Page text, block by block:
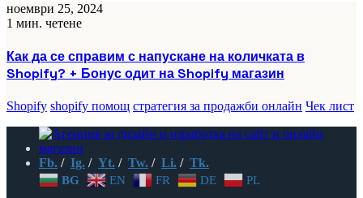
ноември 25, 2024
1 мин. четене
Как да се справим с напускане на количката в
Shopify? + Бонус одит на Shopify магазин
Shopify shopify помощ стратегия за продажби онлайн Чек лист
Fb. / Ig. / Yt. / Tw. / Li. / Tk.
BG EN FR DE PL